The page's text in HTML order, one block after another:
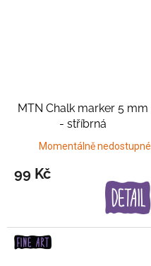
MTN Chalk marker 5 mm
- stříbrná
Momentálně nedostupné
99 Kč